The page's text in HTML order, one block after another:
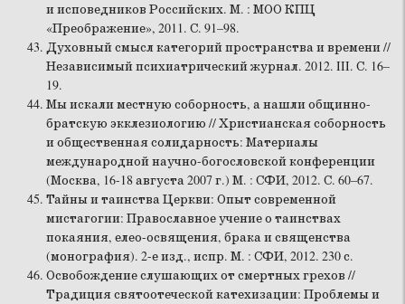
и исповедников Российских. М. : МОО КПЦ
«Преображение», 2011. С. 91–98.
Духовный смысл категорий пространства и времени //
Независимый психиатрический журнал. 2012. III. С. 16–
19.
Мы искали местную соборность, а нашли общинно-
братскую экклезиологию // Христианская соборность
и общественная солидарность: Материалы
международной научно-богословской конференции
(Москва, 16-18 августа 2007 г.) М. : СФИ, 2012. С. 60–67.
Тайны и таинства Церкви: Опыт современной
мистагогии: Православное учение о таинствах
покаяния, елео-освящения, брака и священства
(монография). 2-е изд., испр. М. : СФИ, 2012. 230 с.
Освобождение слушающих от смертных грехов //
Традиция святоотеческой катехизации: Проблемы и